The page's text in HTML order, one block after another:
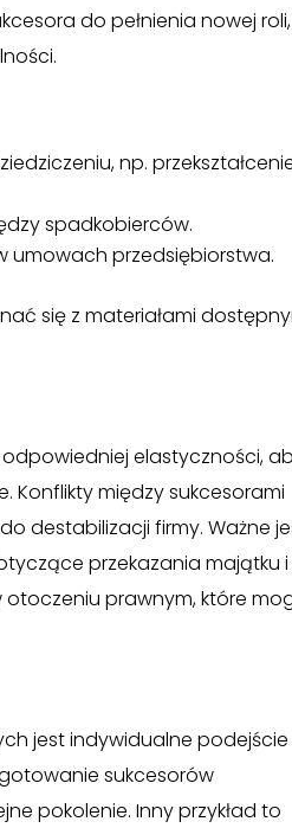
do pełnienia nowej roli,
np.
spadkobierców.
umowach przedsiębiorstwa.
się z materiałami
elastyczności,
Konflikty między sukcesorami
destabilizacji firmy. Ważne
przekazania majątku i
otoczeniu prawnym, które
jest indywidualne podejście
sukcesorów
pokolenie. Inny przykład to